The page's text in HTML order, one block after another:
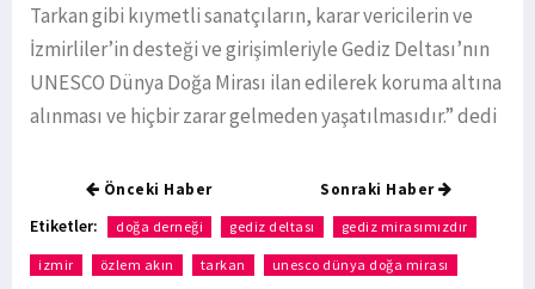
Tarkan gibi kıymetli sanatçıların, karar vericilerin ve
İzmirliler’in desteği ve girişimleriyle Gediz Deltası’nın
UNESCO Dünya Doğa Mirası ilan edilerek koruma altına
alınması ve hiçbir zarar gelmeden yaşatılmasıdır.” dedi
Önceki Haber Sonraki Haber
Etiketler: doğa derneği gediz deltası gediz mirasımızdır
izmir özlem akın tarkan unesco dünya doğa mirası